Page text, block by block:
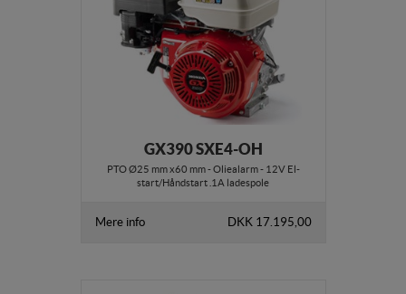
GX390 SXE4-OH
PTO Ø25 mm x60 mm - Oliealarm - 12V El-
start/Håndstart .1A ladespole
Mere info DKK 17.195,00